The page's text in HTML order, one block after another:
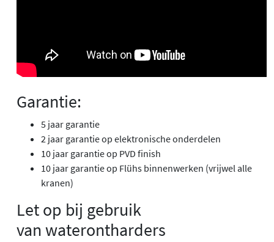
Garantie:
5 jaar garantie
2 jaar garantie op elektronische onderdelen
10 jaar garantie op PVD finish
10 jaar garantie op Flühs binnenwerken (vrijwel alle
kranen)
Let op bij gebruik
van waterontharders